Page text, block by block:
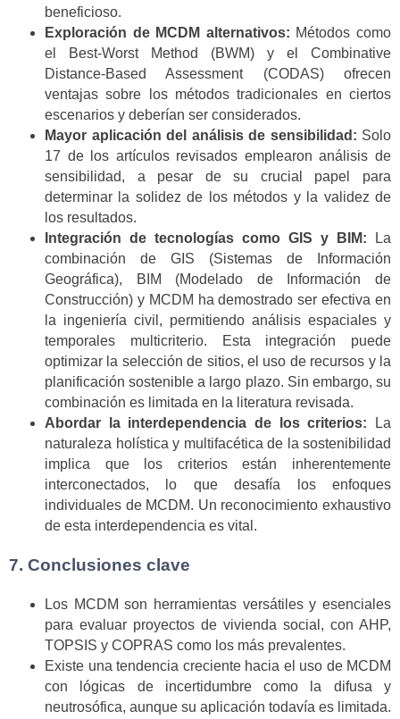
beneficioso.
Exploración de MCDM alternativos: Métodos como
el Best-Worst Method (BWM) y el Combinative
Distance-Based Assessment (CODAS) ofrecen
ventajas sobre los métodos tradicionales en ciertos
escenarios y deberían ser considerados.
Mayor aplicación del análisis de sensibilidad: Solo
17 de los artículos revisados emplearon análisis de
sensibilidad, a pesar de su crucial papel para
determinar la solidez de los métodos y la validez de
los resultados.
Integración de tecnologías como GIS y BIM: La
combinación de GIS (Sistemas de Información
Geográfica), BIM (Modelado de Información de
Construcción) y MCDM ha demostrado ser efectiva en
la ingeniería civil, permitiendo análisis espaciales y
temporales multicriterio. Esta integración puede
optimizar la selección de sitios, el uso de recursos y la
planificación sostenible a largo plazo. Sin embargo, su
combinación es limitada en la literatura revisada.
Abordar la interdependencia de los criterios: La
naturaleza holística y multifacética de la sostenibilidad
implica que los criterios están inherentemente
interconectados, lo que desafía los enfoques
individuales de MCDM. Un reconocimiento exhaustivo
de esta interdependencia es vital.
7. Conclusiones clave
Los MCDM son herramientas versátiles y esenciales
para evaluar proyectos de vivienda social, con AHP,
TOPSIS y COPRAS como los más prevalentes.
Existe una tendencia creciente hacia el uso de MCDM
con lógicas de incertidumbre como la difusa y
neutrosófica, aunque su aplicación todavía es limitada.